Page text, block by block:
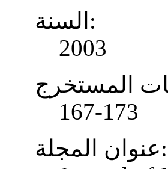
السنة:
2003
167-173
عنوان المجلة: